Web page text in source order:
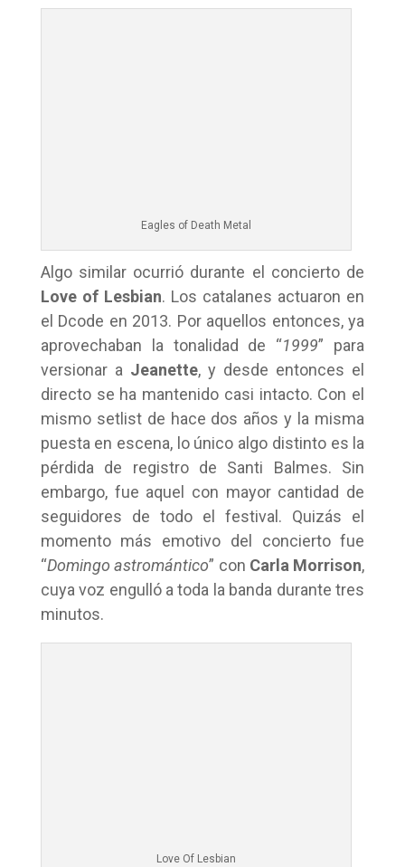
Eagles of Death Metal
Algo similar ocurrió durante el concierto de
Love of Lesbian. Los catalanes actuaron en
el Dcode en 2013. Por aquellos entonces, ya
aprovechaban la tonalidad de “1999” para
versionar a Jeanette, y desde entonces el
directo se ha mantenido casi intacto. Con el
mismo setlist de hace dos años y la misma
puesta en escena, lo único algo distinto es la
pérdida de registro de Santi Balmes. Sin
embargo, fue aquel con mayor cantidad de
seguidores de todo el festival. Quizás el
momento más emotivo del concierto fue
“Domingo astromántico” con Carla Morrison,
cuya voz engulló a toda la banda durante tres
minutos.
Love Of Lesbian